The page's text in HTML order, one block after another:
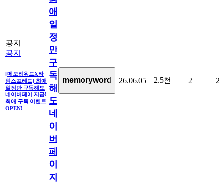
공지
공지
[메모리워드X타
임스프레드] 최애
일정만 구독해도
네이버페이 지급!
최애 구독 이벤트
OPEN!
애
일
정
만
구
독
해
도
네
이
버
페
이
지
memoryword 26.06.05 2.5천 2 2